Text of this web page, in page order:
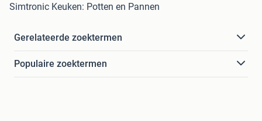
Simtronic Keuken: Potten en Pannen
Gerelateerde zoektermen
Populaire zoektermen